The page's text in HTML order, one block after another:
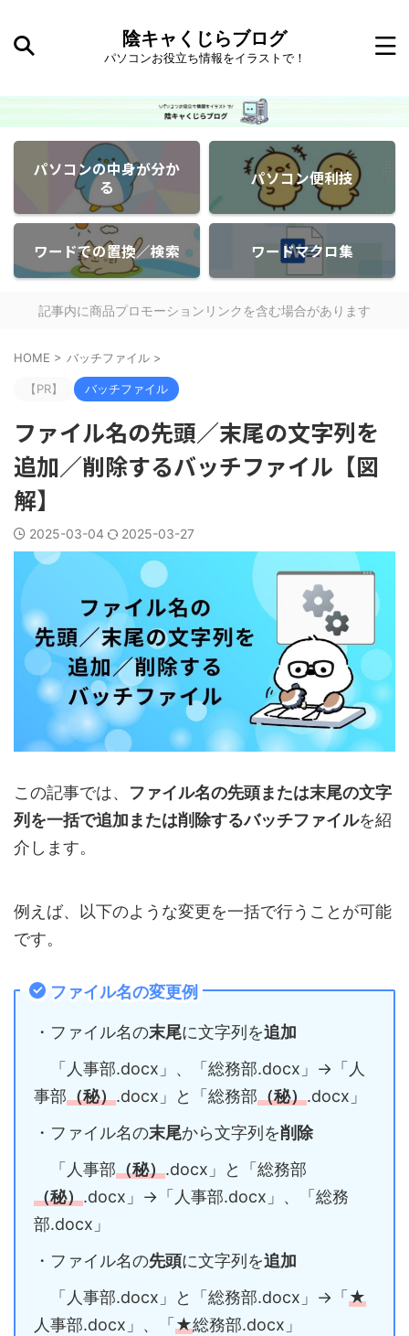
陰キャくじらブログ
パソコンお役立ち情報をイラストで！
パソコンの中身が分か
る
パソコン便利技
ワードでの置換／検索 ワードマクロ集
記事内に商品プロモーションリンクを含む場合があります
HOME > バッチファイル >
【PR】 バッチファイル
ファイル名の先頭／末尾の文字列を
追加／削除するバッチファイル【図
解】
2025-03-04 2025-03-27
この記事では、 ファイル名の先頭または末尾の文字
列を一括で追加または削除するバッチファイルを紹
介します。
例えば、以下のような変更を一括で行うことが可能
です。
ファイル名の変更例
・ファイル名の末尾に文字列を追加
「人事部.docx」、「総務部.docx」→「人
事部（秘）.docx」と「総務部（秘）.docx」
・ファイル名の末尾から文字列を削除
「人事部（秘）.docx」と「総務部
（秘）.docx」→「人事部.docx」、「総務
部.docx」
・ファイル名の先頭に文字列を追加
「人事部.docx」と「総務部.docx」→「 ★
人事部.docx」、「 ★総務部.docx」